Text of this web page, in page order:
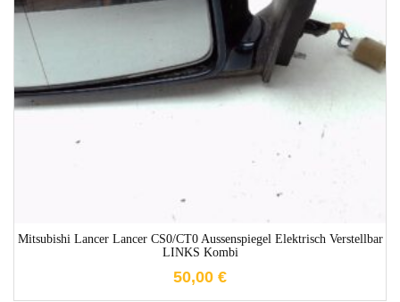
Mitsubishi Lancer Lancer CS0/CT0 Aussenspiegel Elektrisch Verstellbar
LINKS Kombi
50,00 €
1-3 Werktage